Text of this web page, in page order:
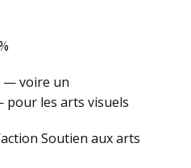
— voire un
les arts visuels
Soutien aux arts